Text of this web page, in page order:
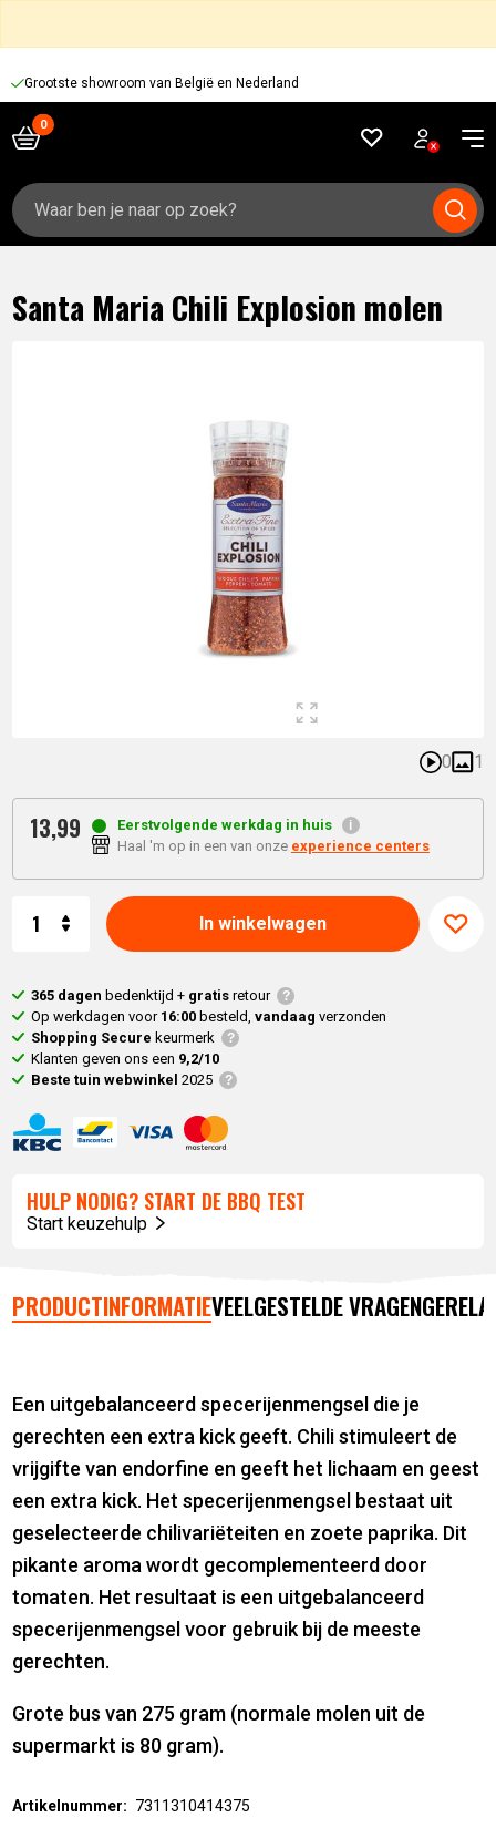
Grootste showroom van België en Nederland
Zoeken
naar:
Santa Maria Chili Explosion molen
0 1
13,99
Eerstvolgende werkdag in huis
Haal 'm op in een van onze experience centers
In winkelwagen
365 dagen bedenktijd + gratisretour
Op werkdagen voor 16:00 besteld,vandaag verzonden
Shopping Secure keurmerk
Klanten geven ons een 9,2/10
Beste tuin webwinkel 2025
HULP NODIG? START DE BBQ TEST
Start keuzehulp
PRODUCTINFORMATIEVEELGESTELDE VRAGEN
Een uitgebalanceerd specerijenmengsel die je
gerechten een extra kick geeft. Chili stimuleert de
vrijgifte van endorfine en geeft het lichaam en geest
een extra kick. Het specerijenmengsel bestaat uit
geselecteerde chilivariëteiten en zoete paprika. Dit
pikante aroma wordt gecomplementeerd door
tomaten. Het resultaat is een uitgebalanceerd
specerijenmengsel voor gebruik bij de meeste
gerechten.
Grote bus van 275 gram (normale molen uit de
supermarkt is 80 gram).
Artikelnummer: 7311310414375